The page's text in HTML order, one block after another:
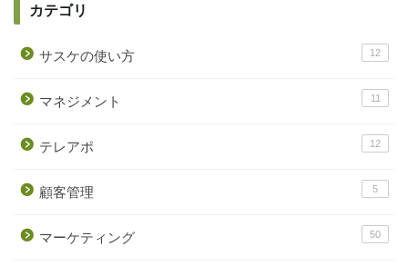
カテゴリ
サスケの使い方 12
マネジメント 11
テレアポ 12
顧客管理 5
マーケティング 50